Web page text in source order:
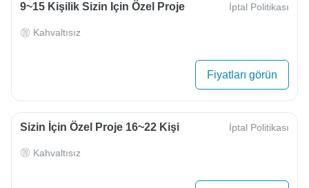
9~15 Kişilik Sizin Için Özel Proje İptal Politikası
Kahvaltısız
Fiyatları görün
Sizin İçin Özel Proje 16~22 Kişi İptal Politikası
Kahvaltısız